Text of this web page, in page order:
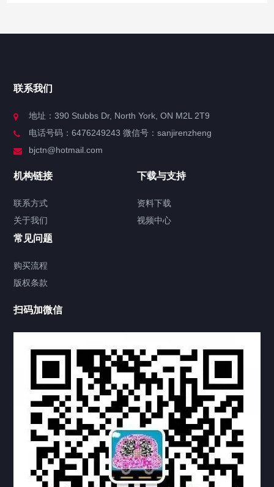
服务分类
签署类文件海牙认证程序费用
视频中心
热门标签 TAG
机构链接
联系方式 关于我们
下载与支持
资料下载 视频中心
常见问题
联系我们
地址：390 Stubbs Dr, North York, ON M2L 2T9
电话号码：6476249243 微信号：sanjirenzheng
bjctn@hotmail.com
机构链接
联系方式
关于我们
下载与支持
资料下载
视频中心
常见问题
购买流程
版权条款
扫码加微信